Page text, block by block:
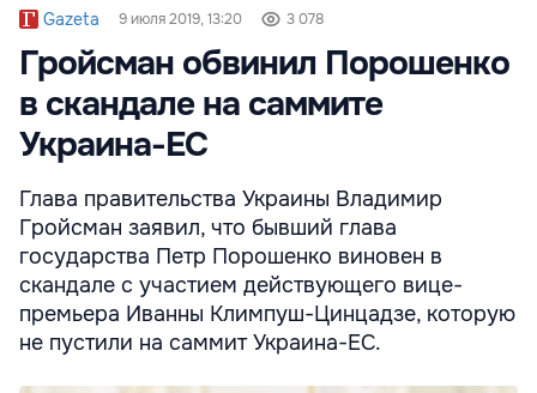
Gazeta 9 июля 2019, 13:20 3 078
Гройсман обвинил Порошенко
в скандале на саммите
Украина-ЕС
Глава правительства Украины Владимир
Гройсман заявил, что бывший глава
государства Петр Порошенко виновен в
скандале с участием действующего вице-
премьера Иванны Климпуш-Цинцадзе, которую
не пустили на саммит Украина-ЕС.